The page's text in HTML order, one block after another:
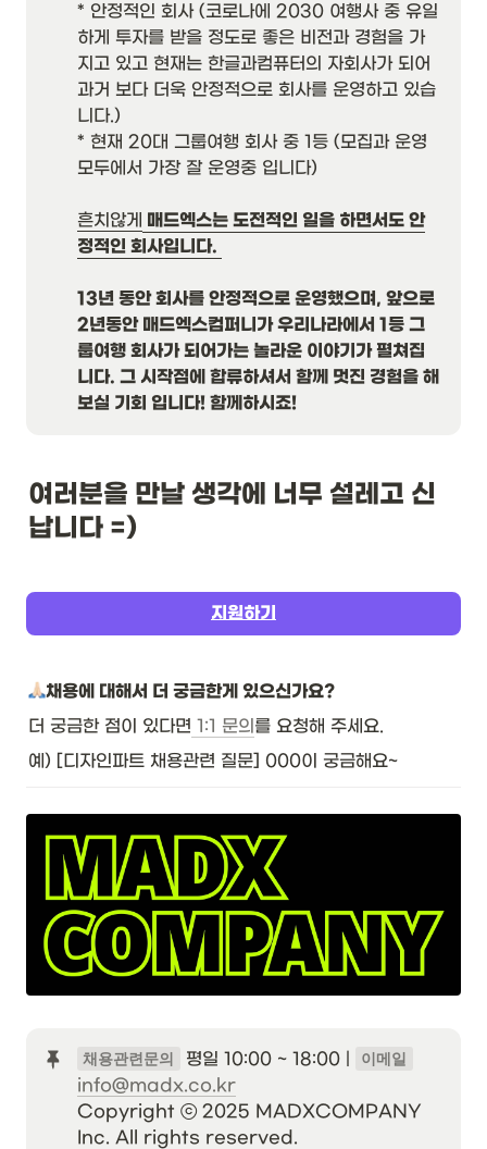
* 안정적인 회사 (코로나에 2030 여행사 중 유일
하게 투자를 받을 정도로 좋은 비전과 경험을 가
지고 있고 현재는 한글과컴퓨터의 자회사가 되어
과거 보다 더욱 안정적으로 회사를 운영하고 있습
니다.)
* 현재 20대 그룹여행 회사 중 1등 (모집과 운영
모두에서 가장 잘 운영중 입니다)
흔치않게 매드엑스는 도전적인 일을 하면서도 안
정적인 회사입니다.
13년 동안 회사를 안정적으로 운영했으며, 앞으로
2년동안 매드엑스컴퍼니가 우리나라에서 1등 그
룹여행 회사가 되어가는 놀라운 이야기가 펼쳐집
니다. 그 시작점에 합류하셔서 함께 멋진 경험을 해
보실 기회 입니다! 함께하시죠!
여러분을 만날 생각에 너무 설레고 신
납니다 =)
지원하기
채용에 대해서 더 궁금한게 있으신가요?
더 궁금한 점이 있다면 1:1 문의 를 요청해 주세요.
예) [디자인파트 채용관련 질문] 000이 궁금해요~
채용관련문의 평일 10:00 ~ 18:00 | 이메일
info@madx.co.kr
Copyright ⓒ 2025 MADXCOMPANY
Inc. All rights reserved.